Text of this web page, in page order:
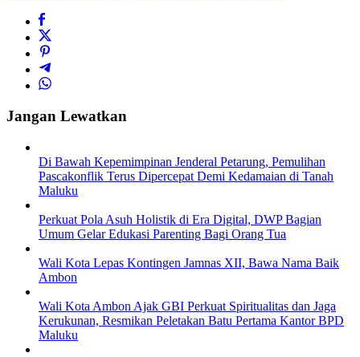
Jangan Lewatkan
Di Bawah Kepemimpinan Jenderal Petarung, Pemulihan
Pascakonflik Terus Dipercepat Demi Kedamaian di Tanah
Maluku
Perkuat Pola Asuh Holistik di Era Digital, DWP Bagian
Umum Gelar Edukasi Parenting Bagi Orang Tua
Wali Kota Lepas Kontingen Jamnas XII, Bawa Nama Baik
Ambon
Wali Kota Ambon Ajak GBI Perkuat Spiritualitas dan Jaga
Kerukunan, Resmikan Peletakan Batu Pertama Kantor BPD
Maluku